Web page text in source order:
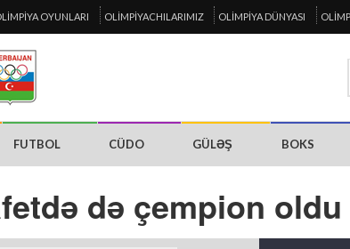
OYUNLARI OLIMPIYACHILARIMIZ OLIMPIYA DÜNYASI
FUTBOL CÜDO GÜLƏŞ BOKS
də çempion oldu